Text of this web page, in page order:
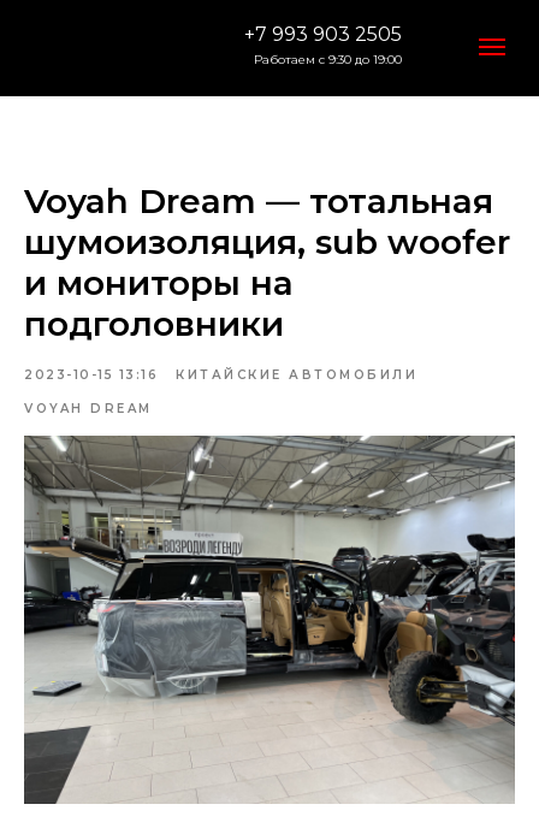
Работаем с 9:30 до 19:00
Заказать звонок
+7 993 903 2505
Voyah Dream — тотальная
шумоизоляция, sub woofer
и мониторы на
подголовники
2023-10-15 13:16 КИТАЙСКИЕ АВТОМОБИЛИ
VOYAH DREAM